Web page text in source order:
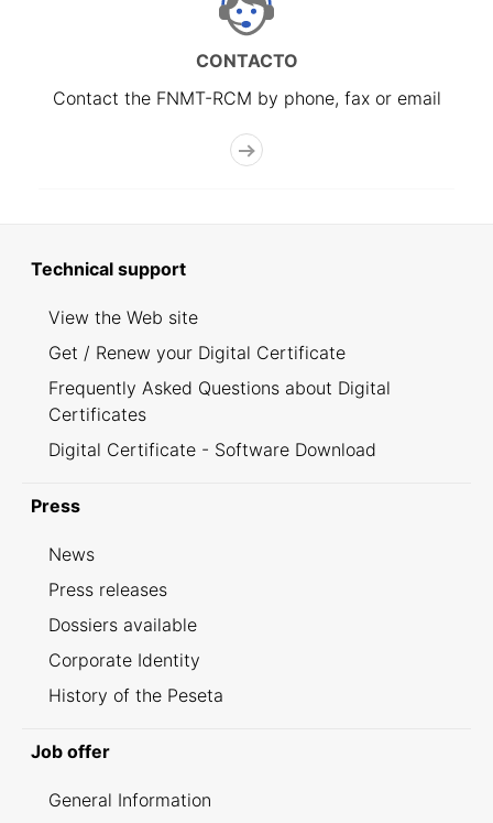
CONTACTO
Contact the FNMT-RCM by phone, fax or email
Technical support
View the Web site
Get / Renew your Digital Certificate
Frequently Asked Questions about Digital
Certificates
Digital Certificate - Software Download
Press
News
Press releases
Dossiers available
Corporate Identity
History of the Peseta
Job offer
General Information